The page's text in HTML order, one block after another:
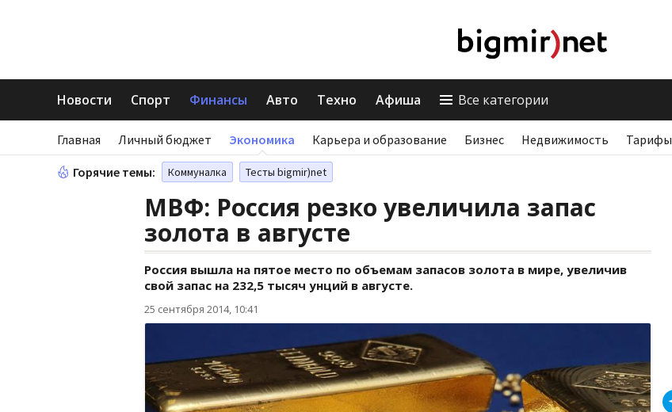
Новости Спорт Финансы Авто Техно Афиша Все категории
Главная Личный бюджет Экономика Карьера и образование Бизнес Недвижимость Тарифы
Горячие темы: Коммуналка Тесты bigmir)net
МВФ: Россия резко увеличила запас
золота в августе
Россия вышла на пятое место по объемам запасов золота в мире, увеличив
свой запас на 232,5 тысяч унций в августе.
25 сентября 2014, 10:41